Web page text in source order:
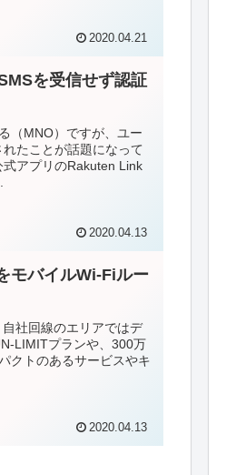
2020.04.21
を受信せず認証
（MNO）ですが、ユー
たことが話題になって
アプリのRakuten Link
2020.04.13
モバイルWi-Fiルー
社回線のエリアではデ
LIMITプランや、300万
クトのあるサービスやキ
2020.04.13